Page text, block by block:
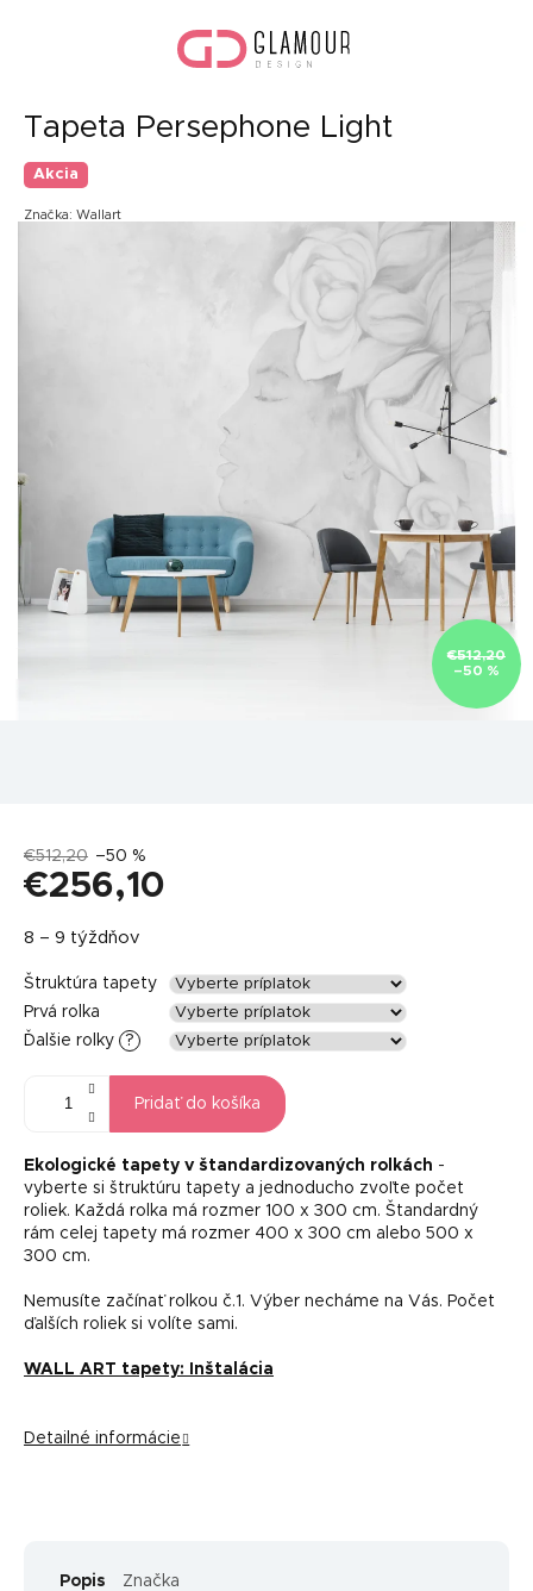
Tapeta Persephone Light
Akcia
Značka: Wallart
€512,20
–50 %
€512,20 –50 %
€256,10
cena:
8 – 9 týždňov
Štruktúra tapety
Prvá rolka
Ďalšie rolky
?
Pridať do košíka
Ekologické tapety v štandardizovaných rolkách -
vyberte si štruktúru tapety a jednoducho zvoľte počet
roliek. Každá rolka má rozmer 100 x 300 cm. Štandardný
rám celej tapety má rozmer 400 x 300 cm alebo 500 x
300 cm.
Nemusíte začínať rolkou č.1. Výber necháme na Vás. Počet
ďalších roliek si volíte sami.
WALL ART tapety: Inštalácia
Detailné informácie
Popis Značka